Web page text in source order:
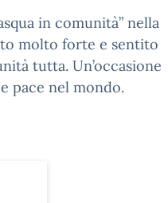
in comunità” nella
molto forte e sentito
tutta. Un’occasione
pace nel mondo.